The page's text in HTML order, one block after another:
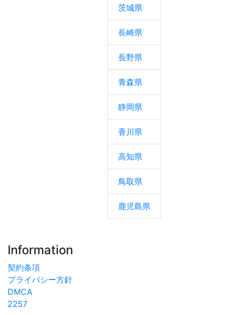
茨城県
長崎県
長野県
青森県
静岡県
香川県
高知県
鳥取県
鹿児島県
Information
契約条項
プライバシー方針
DMCA
2257